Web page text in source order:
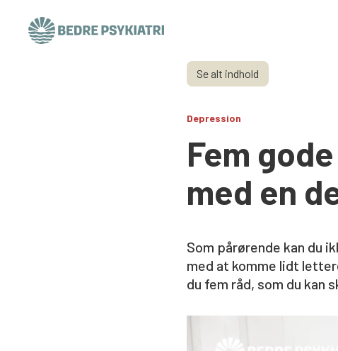
Se alt indhold
Depression
Fem
med en
Som pårørende kan du
med at komme lidt
du fem råd, som du kan